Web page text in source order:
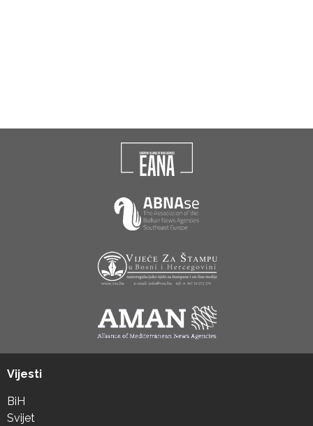
Vijesti
BiH
Svijet